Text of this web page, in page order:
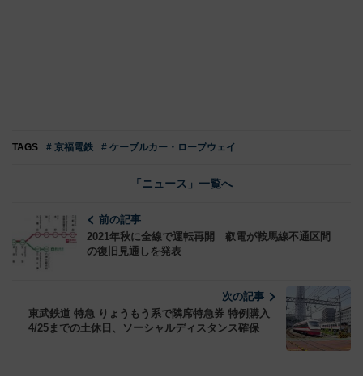
TAGS # 京福電鉄 # ケーブルカー・ロープウェイ
「ニュース」一覧へ
前の記事
2021年秋に全線で運転再開 叡電が鞍馬線不通区間
の復旧見通しを発表
次の記事
東武鉄道 特急 りょうもう系で隣席特急券 特例購入
4/25までの土休日、ソーシャルディスタンス確保